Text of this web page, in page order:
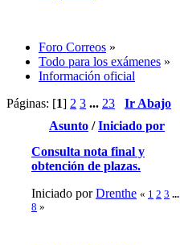
Foro Correos »
Todo para los exámenes »
Información oficial
Páginas: [1] 2 3 ... 23
Ir Abajo
Asunto /Iniciado por
Consulta nota final y
obtención de plazas.
Iniciado porDrenthe « 1 2 3 ...
8 »